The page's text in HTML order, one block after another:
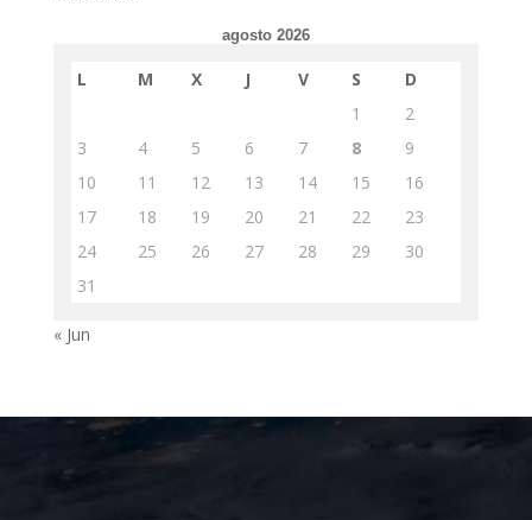
agosto 2026
L M X J V S
D
1
2
3
4 5 6 7 8
9
10
11 12 13 14 15
16
17
18 19 20 21 22
23
24
25 26 27 28 29
30
31
« Jun